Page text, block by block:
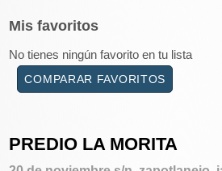
Mis favoritos
No tienes ningún favorito en tu lista
COMPARAR FAVORITOS
PREDIO LA MORITA